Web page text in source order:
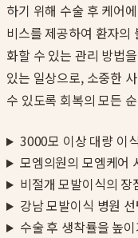
하기 위해 수술 후 케어
비스를 제공하여 환자의
화할 수 있는 관리 방법
있는 일상으로, 소중한
수 있도록 회복의 모든
3000모 이상 대량 이
모엠의원의 모엠케어
비절개 모발이식의 장
강남 모발이식 병원
수술 후 생착률을 높